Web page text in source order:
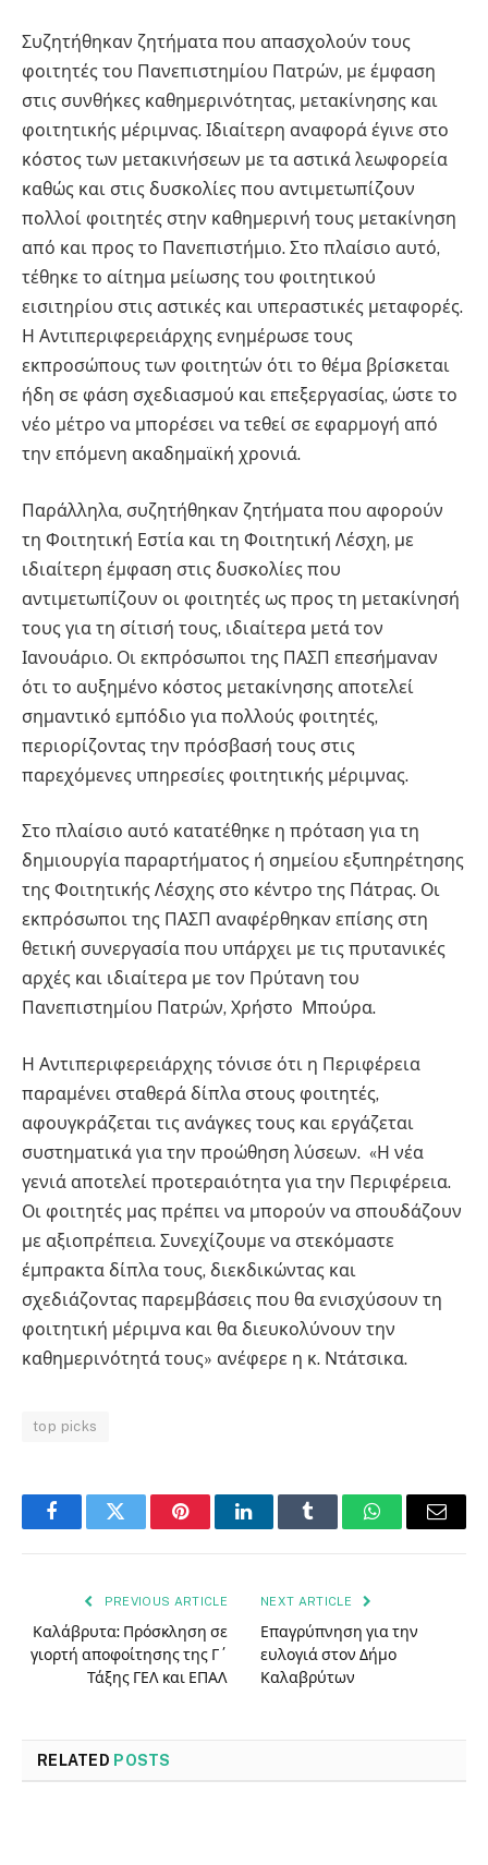
Συζητήθηκαν ζητήματα που απασχολούν τους
φοιτητές του Πανεπιστημίου Πατρών, με έμφαση
στις συνθήκες καθημερινότητας, μετακίνησης και
φοιτητικής μέριμνας. Ιδιαίτερη αναφορά έγινε στο
κόστος των μετακινήσεων με τα αστικά λεωφορεία
καθώς και στις δυσκολίες που αντιμετωπίζουν
πολλοί φοιτητές στην καθημερινή τους μετακίνηση
από και προς το Πανεπιστήμιο. Στο πλαίσιο αυτό,
τέθηκε το αίτημα μείωσης του φοιτητικού
εισιτηρίου στις αστικές και υπεραστικές μεταφορές.
Η Αντιπεριφερειάρχης ενημέρωσε τους
εκπροσώπους των φοιτητών ότι το θέμα βρίσκεται
ήδη σε φάση σχεδιασμού και επεξεργασίας, ώστε το
νέο μέτρο να μπορέσει να τεθεί σε εφαρμογή από
την επόμενη ακαδημαϊκή χρονιά.
Παράλληλα, συζητήθηκαν ζητήματα που αφορούν
τη Φοιτητική Εστία και τη Φοιτητική Λέσχη, με
ιδιαίτερη έμφαση στις δυσκολίες που
αντιμετωπίζουν οι φοιτητές ως προς τη μετακίνησή
τους για τη σίτισή τους, ιδιαίτερα μετά τον
Ιανουάριο. Οι εκπρόσωποι της ΠΑΣΠ επεσήμαναν
ότι το αυξημένο κόστος μετακίνησης αποτελεί
σημαντικό εμπόδιο για πολλούς φοιτητές,
περιορίζοντας την πρόσβασή τους στις
παρεχόμενες υπηρεσίες φοιτητικής μέριμνας.
Στο πλαίσιο αυτό κατατέθηκε η πρόταση για τη
δημιουργία παραρτήματος ή σημείου εξυπηρέτησης
της Φοιτητικής Λέσχης στο κέντρο της Πάτρας. Οι
εκπρόσωποι της ΠΑΣΠ αναφέρθηκαν επίσης στη
θετική συνεργασία που υπάρχει με τις πρυτανικές
αρχές και ιδιαίτερα με τον Πρύτανη του
Πανεπιστημίου Πατρών, Χρήστο Μπούρα.
Η Αντιπεριφερειάρχης τόνισε ότι η Περιφέρεια
παραμένει σταθερά δίπλα στους φοιτητές,
αφουγκράζεται τις ανάγκες τους και εργάζεται
συστηματικά για την προώθηση λύσεων. «Η νέα
γενιά αποτελεί προτεραιότητα για την Περιφέρεια.
Οι φοιτητές μας πρέπει να μπορούν να σπουδάζουν
με αξιοπρέπεια. Συνεχίζουμε να στεκόμαστε
έμπρακτα δίπλα τους, διεκδικώντας και
σχεδιάζοντας παρεμβάσεις που θα ενισχύσουν τη
φοιτητική μέριμνα και θα διευκολύνουν την
καθημερινότητά τους» ανέφερε η κ. Ντάτσικα.
top picks
FacebookTwitter PinterestLinkedInTumblr WhatsAppEmail
PREVIOUS ARTICLE
Καλάβρυτα: Πρόσκληση σε
γιορτή αποφοίτησης της Γ΄
Τάξης ΓΕΛ και ΕΠΑΛ
NEXT ARTICLE
Επαγρύπνηση για την
ευλογιά στον Δήμο
Καλαβρύτων
RELATED POSTS